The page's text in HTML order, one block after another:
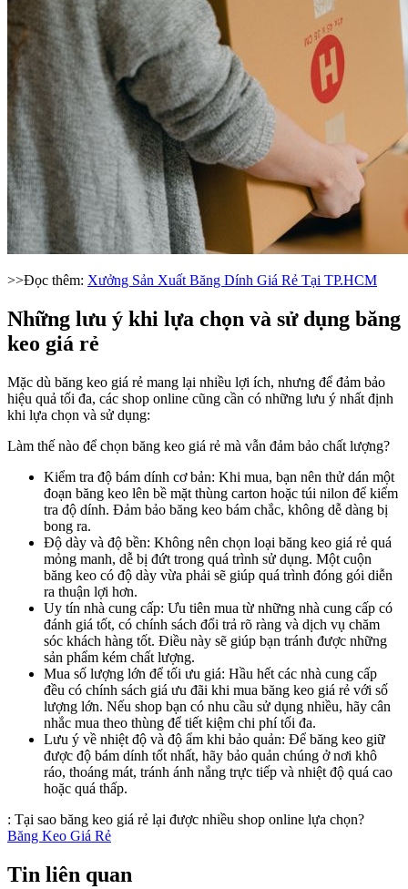
>>Đọc thêm: Xưởng Sản Xuất Băng Dính Giá Rẻ Tại TP.HCM
Những lưu ý khi lựa chọn và sử dụng băng
keo giá rẻ
Mặc dù băng keo giá rẻ mang lại nhiều lợi ích, nhưng để đảm bảo
hiệu quả tối đa, các shop online cũng cần có những lưu ý nhất định
khi lựa chọn và sử dụng:
Làm thế nào để chọn băng keo giá rẻ mà vẫn đảm bảo chất lượng?
Kiểm tra độ bám dính cơ bản: Khi mua, bạn nên thử dán một
đoạn băng keo lên bề mặt thùng carton hoặc túi nilon để kiểm
tra độ dính. Đảm bảo băng keo bám chắc, không dễ dàng bị
bong ra.
Độ dày và độ bền: Không nên chọn loại băng keo giá rẻ quá
mỏng manh, dễ bị đứt trong quá trình sử dụng. Một cuộn
băng keo có độ dày vừa phải sẽ giúp quá trình đóng gói diễn
ra thuận lợi hơn.
Uy tín nhà cung cấp: Ưu tiên mua từ những nhà cung cấp có
đánh giá tốt, có chính sách đổi trả rõ ràng và dịch vụ chăm
sóc khách hàng tốt. Điều này sẽ giúp bạn tránh được những
sản phẩm kém chất lượng.
Mua số lượng lớn để tối ưu giá: Hầu hết các nhà cung cấp
đều có chính sách giá ưu đãi khi mua băng keo giá rẻ với số
lượng lớn. Nếu shop bạn có nhu cầu sử dụng nhiều, hãy cân
nhắc mua theo thùng để tiết kiệm chi phí tối đa.
Lưu ý về nhiệt độ và độ ẩm khi bảo quản: Để băng keo giữ
được độ bám dính tốt nhất, hãy bảo quản chúng ở nơi khô
ráo, thoáng mát, tránh ánh nắng trực tiếp và nhiệt độ quá cao
hoặc quá thấp.
: Tại sao băng keo giá rẻ lại được nhiều shop online lựa chọn?
Băng Keo Giá Rẻ
Tin liên quan